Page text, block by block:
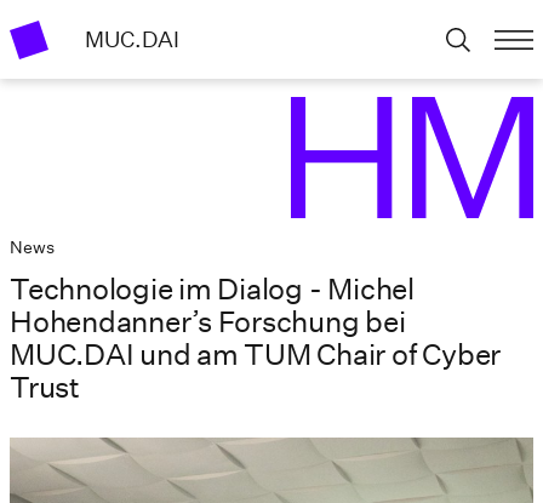
MUC.DAI
News
Technologie im Dialog - Michel
Hohendanner’s Forschung bei
MUC.DAI und am TUM Chair of Cyber
Trust